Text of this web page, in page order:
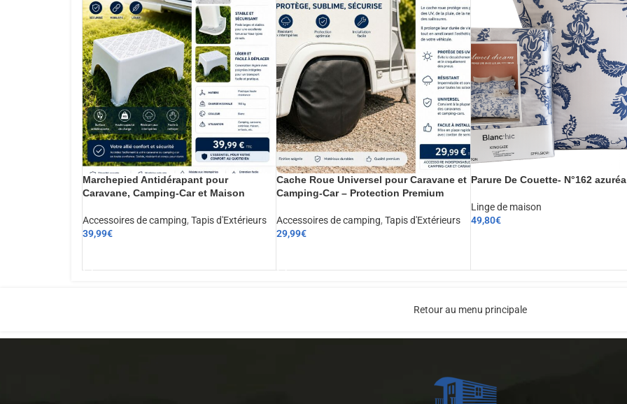
Marchepied Antidérapant pour
Caravane, Camping-Car et Maison
Accessoires de camping, Tapis d'Extérieurs
39,99€
Cache Roue Universel pour Caravane et
Camping-Car – Protection Premium
Accessoires de camping, Tapis d'Extérieurs
29,99€
Parure De Couette- N°162 azuréa
Linge de maison
49,80€
Retour au menu principale